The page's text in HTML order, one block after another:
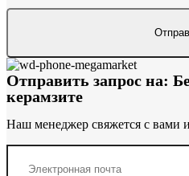
Отправить запрос на:
керамзите
Наш менеджер свяжется с вами и